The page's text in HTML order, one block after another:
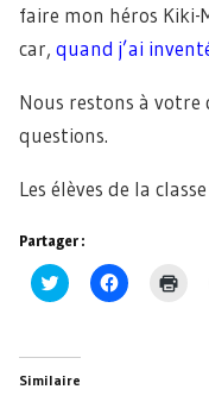
faire mon héros Kiki-
car, quand j’ai
Nous restons à votre
questions.
Les élèves de la
Partager :
Cliquez
pour
dans
une
nouvelle
Cliquez
pour
Similaire